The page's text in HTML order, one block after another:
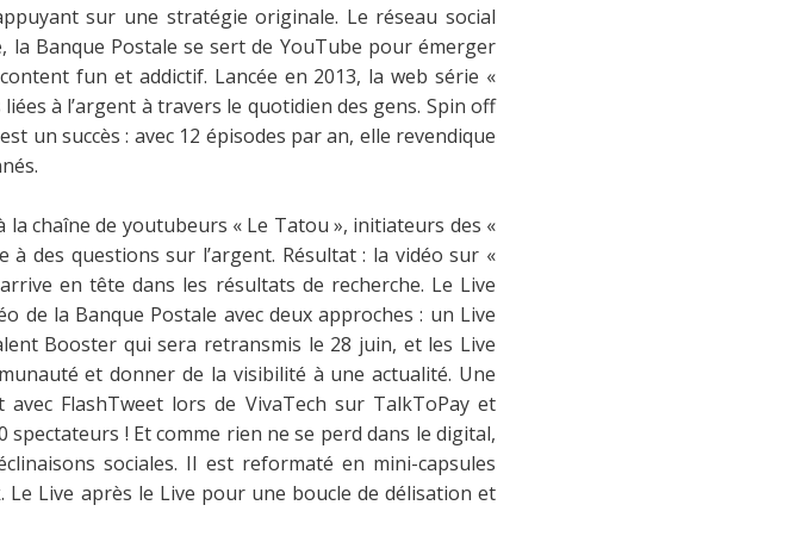
sur une stratégie originale. Le réseau social
Banque Postale se sert de YouTube pour émerger
fun et addictif. Lancée en 2013, la web série «
à l’argent à travers le quotidien des gens. Spin off
un succès : avec 12 épisodes par an, elle revendique
la chaîne de youtubeurs « Le Tatou », initiateurs des «
des questions sur l’argent. Résultat : la vidéo sur «
en tête dans les résultats de recherche. Le Live
la Banque Postale avec deux approches : un Live
Booster qui sera retransmis le 28 juin, et les Live
et donner de la visibilité à une actualité. Une
FlashTweet lors de VivaTech sur TalkToPay et
! Et comme rien ne se perd dans le digital,
sociales. Il est reformaté en mini-capsules
Live après le Live pour une boucle de délisation et